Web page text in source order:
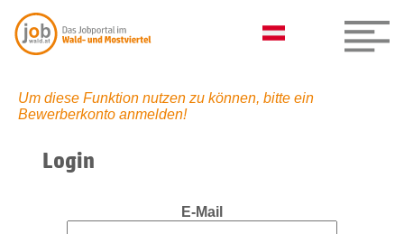
Um diese Funktion nutzen zu können, bitte ein
Bewerberkonto anmelden!
Login
E-Mail